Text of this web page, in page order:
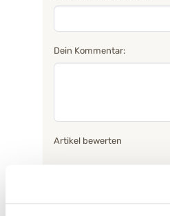
Dein Kommentar:
Artikel bewerten